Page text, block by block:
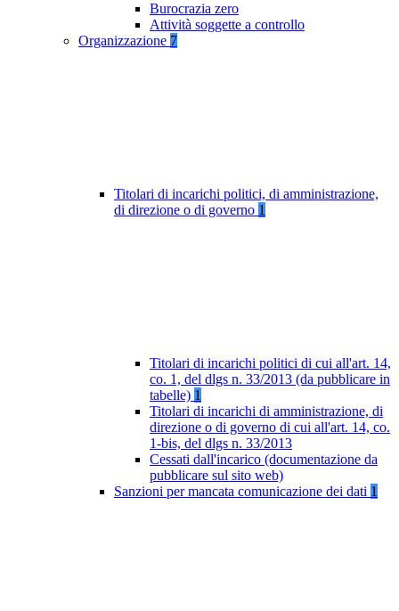
Burocrazia zero
Attività soggette a controllo
Organizzazione 7
Titolari di incarichi politici, di amministrazione,
di direzione o di governo 1
Titolari di incarichi politici di cui all'art. 14,
co. 1, del dlgs n. 33/2013 (da pubblicare in
tabelle) 1
Titolari di incarichi di amministrazione, di
direzione o di governo di cui all'art. 14, co.
1-bis, del dlgs n. 33/2013
Cessati dall'incarico (documentazione da
pubblicare sul sito web)
Sanzioni per mancata comunicazione dei dati 1